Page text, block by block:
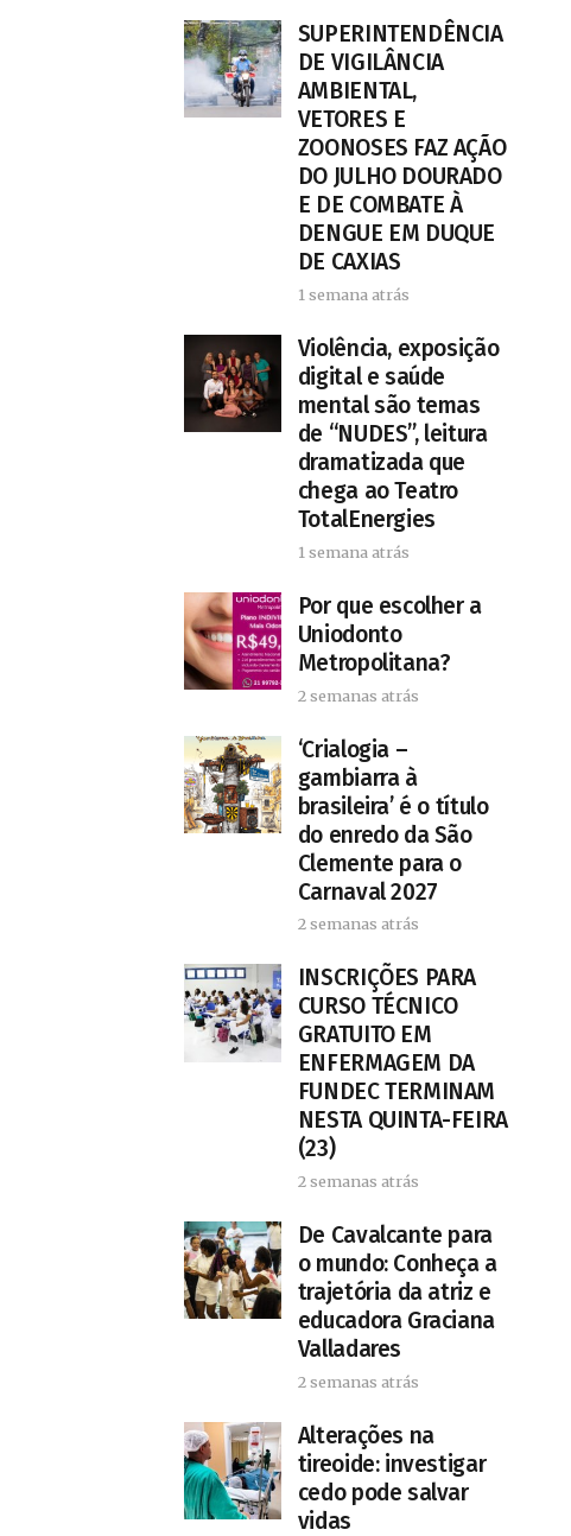
SUPERINTENDÊNCIA
DE VIGILÂNCIA
AMBIENTAL,
VETORES E
ZOONOSES FAZ AÇÃO
DO JULHO DOURADO
E DE COMBATE À
DENGUE EM DUQUE
DE CAXIAS
1 semana atrás
Violência, exposição
digital e saúde
mental são temas
de “NUDES”, leitura
dramatizada que
chega ao Teatro
TotalEnergies
1 semana atrás
Por que escolher a
Uniodonto
Metropolitana?
2 semanas atrás
‘Crialogia –
gambiarra à
brasileira’ é o título
do enredo da São
Clemente para o
Carnaval 2027
2 semanas atrás
INSCRIÇÕES PARA
CURSO TÉCNICO
GRATUITO EM
ENFERMAGEM DA
FUNDEC TERMINAM
NESTA QUINTA-FEIRA
(23)
2 semanas atrás
De Cavalcante para
o mundo: Conheça a
trajetória da atriz e
educadora Graciana
Valladares
2 semanas atrás
Alterações na
tireoide: investigar
cedo pode salvar
vidas